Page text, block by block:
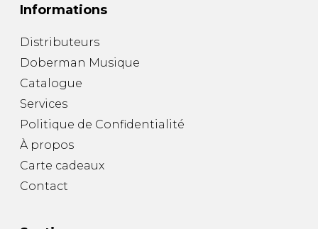
Informations
Distributeurs
Doberman Musique
Catalogue
Services
Politique de Confidentialité
À propos
Carte cadeaux
Contact